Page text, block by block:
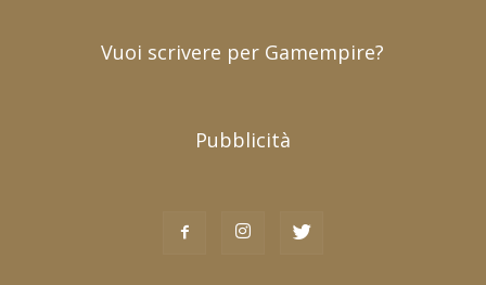
Vuoi scrivere per Gamempire?
Pubblicità